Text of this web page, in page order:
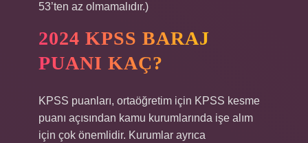
53’ten az olmamalıdır.)
2024 KPSS BARAJ
PUANI KAÇ?
KPSS puanları, ortaöğretim için KPSS kesme
puanı açısından kamu kurumlarında işe alım
için çok önemlidir. Kurumlar ayrıca